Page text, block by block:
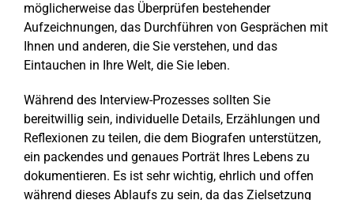
möglicherweise das Überprüfen bestehender
Aufzeichnungen, das Durchführen von Gesprächen mit
Ihnen und anderen, die Sie verstehen, und das
Eintauchen in Ihre Welt, die Sie leben.
Während des Interview-Prozesses sollten Sie
bereitwillig sein, individuelle Details, Erzählungen und
Reflexionen zu teilen, die dem Biografen unterstützen,
ein packendes und genaues Porträt Ihres Lebens zu
dokumentieren. Es ist sehr wichtig, ehrlich und offen
während dieses Ablaufs zu sein, da das Zielsetzung